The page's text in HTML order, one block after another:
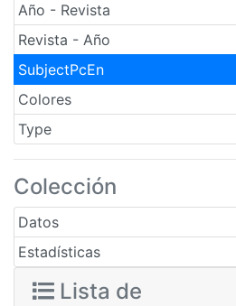
Año - Revista
Revista - Año
SubjectPcEn
Colores
Type
Colección
Datos
Estadísticas
Lista de